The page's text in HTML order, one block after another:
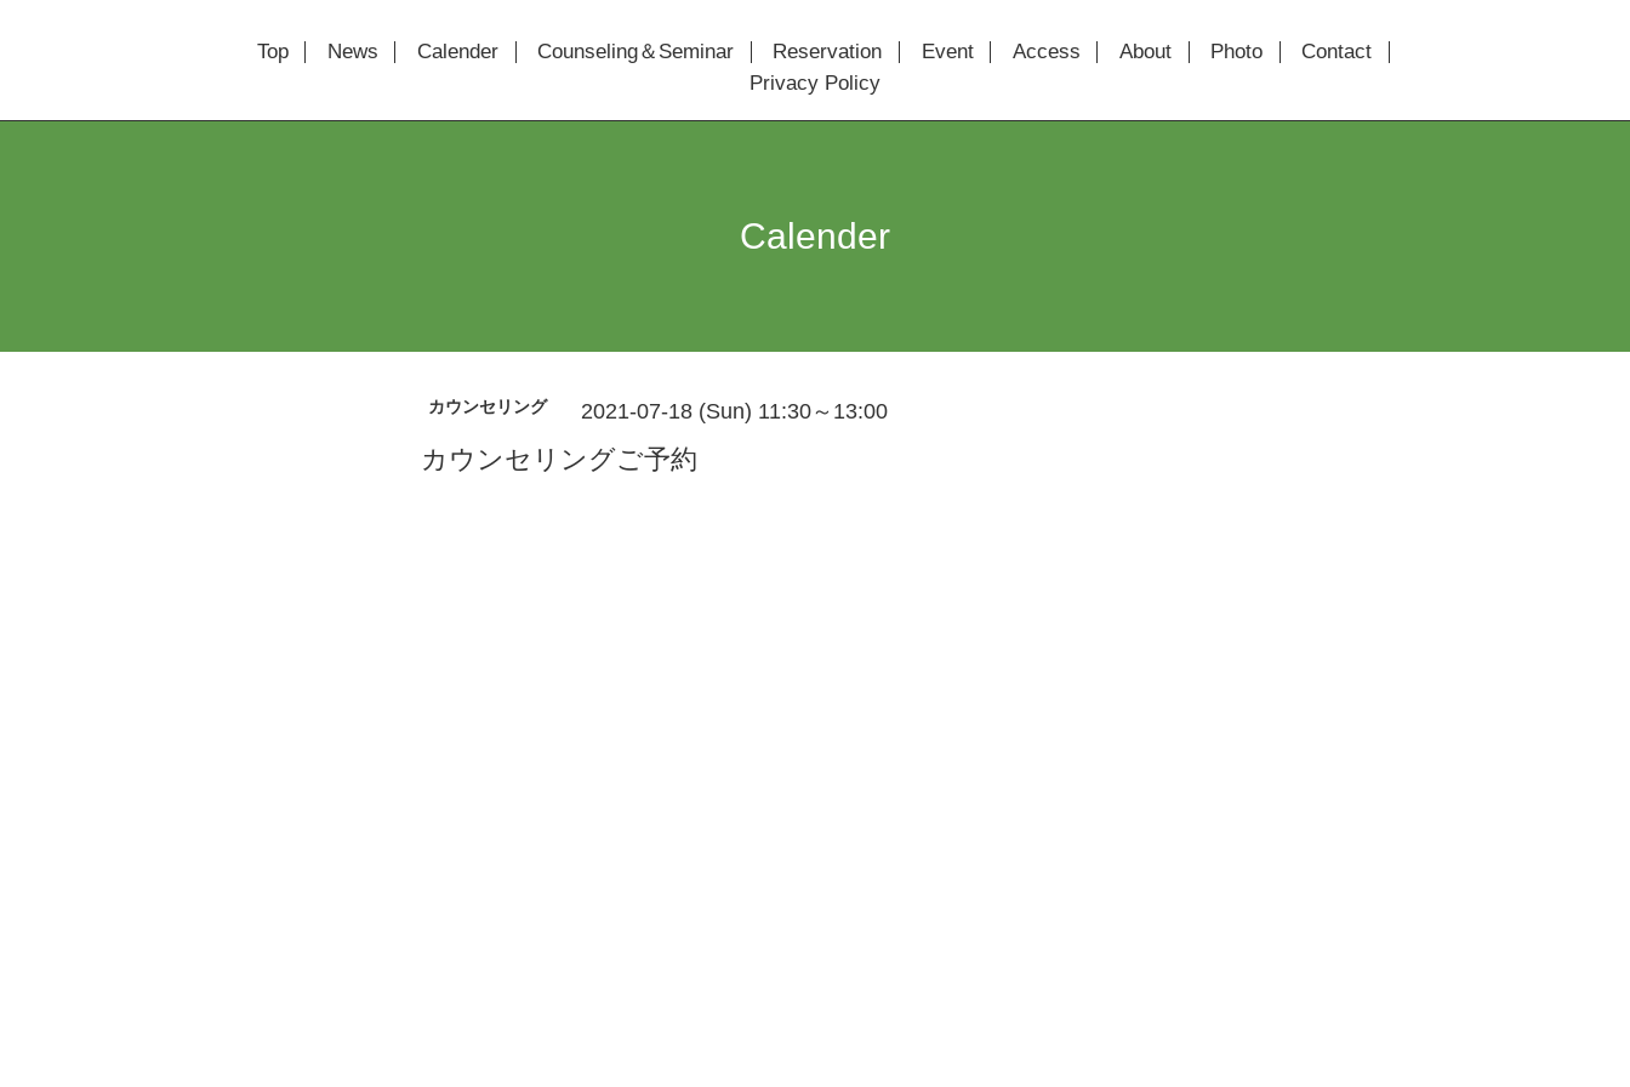
Top News Calender Counseling＆Seminar Reservation Event Access About Photo
Contact
Privacy Policy
Calender
カウンセリング 2021-07-18 (Sun) 11:30～13:00
カウンセリングご予約